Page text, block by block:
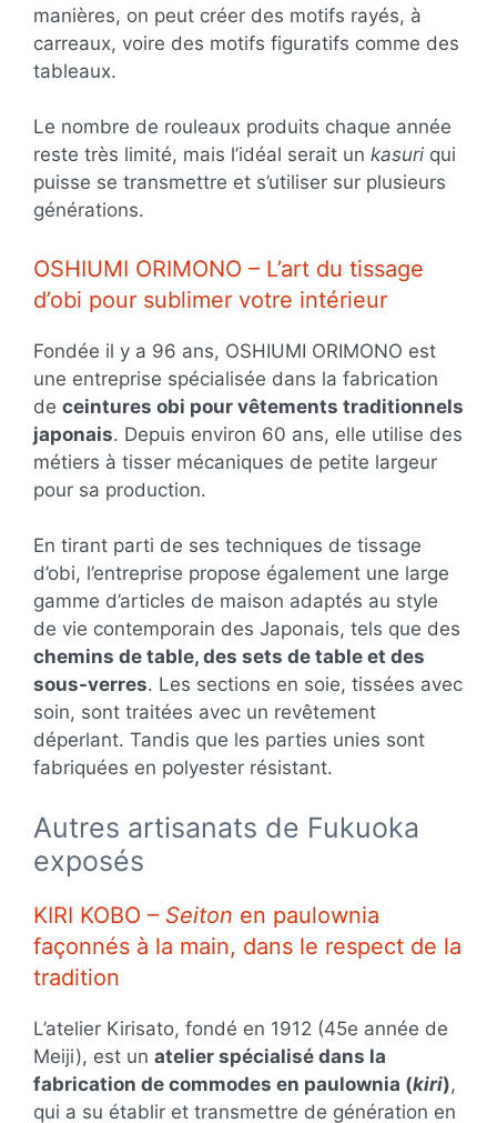
manières, on peut créer des motifs rayés, à
carreaux, voire des motifs figuratifs comme des
tableaux.
Le nombre de rouleaux produits chaque année
reste très limité, mais l’idéal serait un kasuri qui
puisse se transmettre et s’utiliser sur plusieurs
générations.
OSHIUMI ORIMONO – L’art du tissage
d’obi pour sublimer votre intérieur
Fondée il y a 96 ans, OSHIUMI ORIMONO est
une entreprise spécialisée dans la fabrication
de ceintures obi pour vêtements traditionnels
japonais. Depuis environ 60 ans, elle utilise des
métiers à tisser mécaniques de petite largeur
pour sa production.
En tirant parti de ses techniques de tissage
d’obi, l’entreprise propose également une large
gamme d’articles de maison adaptés au style
de vie contemporain des Japonais, tels que des
chemins de table, des sets de table et des
sous-verres. Les sections en soie, tissées avec
soin, sont traitées avec un revêtement
déperlant. Tandis que les parties unies sont
fabriquées en polyester résistant.
Autres artisanats de Fukuoka
exposés
KIRI KOBO – Seiton en paulownia
façonnés à la main, dans le respect de la
tradition
L’atelier Kirisato, fondé en 1912 (45e année de
Meiji), est un atelier spécialisé dans la
fabrication de commodes en paulownia (kiri),
qui a su établir et transmettre de génération en